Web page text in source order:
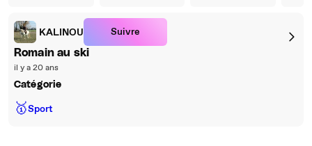
KALINOU Suivre
Romain au ski
il y a 20 ans
Catégorie
🥇Sport